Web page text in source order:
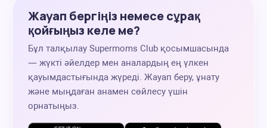
Жауап бергіңіз немесе сұрақ
қойғыңыз келе ме?
Бұл талқылау Supermoms Club қосымшасында
— жүкті әйелдер мен аналардың ең үлкен
қауымдастығында жүреді. Жауап беру, ұнату
және мыңдаған анамен сөйлесу үшін
орнатыңыз.